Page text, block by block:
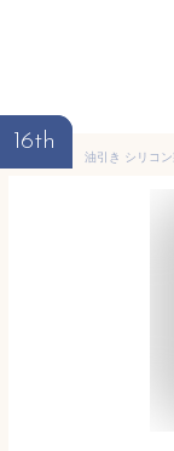
16th